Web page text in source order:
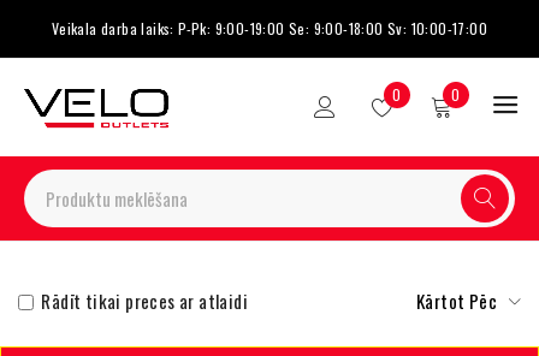
Veikala darba laiks: P-Pk: 9:00-19:00 Se: 9:00-18:00 Sv: 10:00-17:00
0 0
Kārtot Pēc
Rādīt tikai preces ar atlaidi